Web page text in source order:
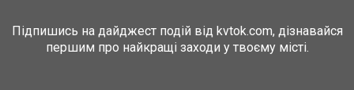
Підпишись на дайджест подій від kvtok.com, дізнавайся
першим про найкращі заходи у твоєму місті.